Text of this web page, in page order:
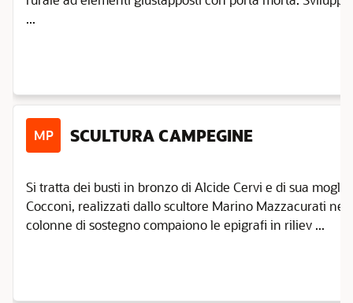
...
MP SCULTURA CAMPEGINE
Si tratta dei busti in bronzo di Alcide Cervi e di sua
Cocconi, realizzati dallo scultore Marino Mazzacurati nel
colonne di sostegno compaiono le epigrafi in riliev ...